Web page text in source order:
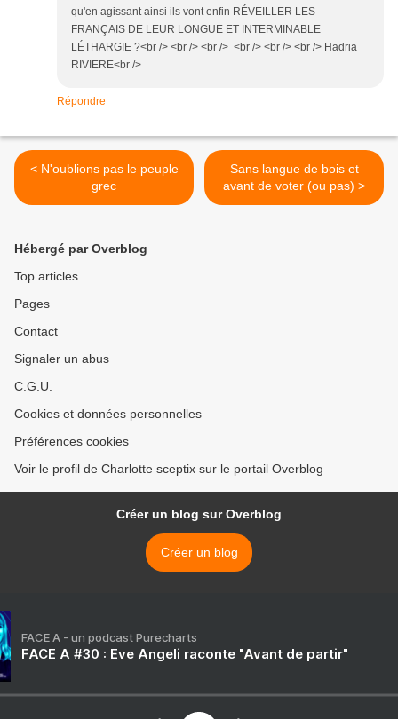
qu'en agissant ainsi ils vont enfin RÉVEILLER LES
FRANÇAIS DE LEUR LONGUE ET INTERMINABLE
LÉTHARGIE ?<br /> <br /> <br /> <br /> <br /> <br /> Hadria
RIVIERE<br />
Répondre
< N'oublions pas le peuple
grec
Sans langue de bois et
avant de voter (ou pas) >
Hébergé par Overblog
Top articles
Pages
Contact
Signaler un abus
C.G.U.
Cookies et données personnelles
Préférences cookies
Voir le profil de Charlotte sceptix sur le portail Overblog
Créer un blog sur Overblog
Créer un blog
FACE A - un podcast Purecharts
FACE A #30 : Eve Angeli raconte "Avant de partir"